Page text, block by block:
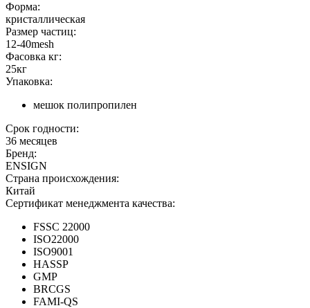
Форма:
кристаллическая
Размер частиц:
12-40mesh
Фасовка кг:
25кг
Упаковка:
мешок полипропилен
Срок годности:
36 месяцев
Бренд:
ENSIGN
Страна происхождения:
Китай
Сертификат менеджмента качества:
FSSC 22000
ISO22000
ISO9001
HASSP
GMP
BRCGS
FAMI-QS